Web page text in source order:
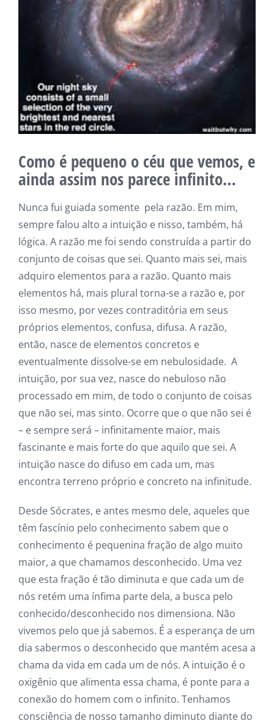
Como é pequeno o céu que vemos, e
ainda assim nos parece infinito…
Nunca fui guiada somente pela razão. Em mim,
sempre falou alto a intuição e nisso, também, há
lógica. A razão me foi sendo construída a partir do
conjunto de coisas que sei. Quanto mais sei, mais
adquiro elementos para a razão. Quanto mais
elementos há, mais plural torna-se a razão e, por
isso mesmo, por vezes contraditória em seus
próprios elementos, confusa, difusa. A razão,
então, nasce de elementos concretos e
eventualmente dissolve-se em nebulosidade. A
intuição, por sua vez, nasce do nebuloso não
processado em mim, de todo o conjunto de coisas
que não sei, mas sinto. Ocorre que o que não sei é
– e sempre será – infinitamente maior, mais
fascinante e mais forte do que aquilo que sei. A
intuição nasce do difuso em cada um, mas
encontra terreno próprio e concreto na infinitude.
Desde Sócrates, e antes mesmo dele, aqueles que
têm fascínio pelo conhecimento sabem que o
conhecimento é pequenina fração de algo muito
maior, a que chamamos desconhecido. Uma vez
que esta fração é tão diminuta e que cada um de
nós retém uma ínfima parte dela, a busca pelo
conhecido/desconhecido nos dimensiona. Não
vivemos pelo que já sabemos. É a esperança de um
dia sabermos o desconhecido que mantém acesa a
chama da vida em cada um de nós. A intuição é o
oxigênio que alimenta essa chama, é ponte para a
conexão do homem com o infinito. Tenhamos
consciência de nosso tamanho diminuto diante do